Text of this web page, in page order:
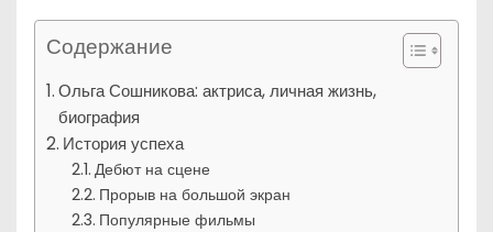
Содержание
Ольга Сошникова: актриса, личная жизнь,
биография
История успеха
Дебют на сцене
Прорыв на большой экран
Популярные фильмы